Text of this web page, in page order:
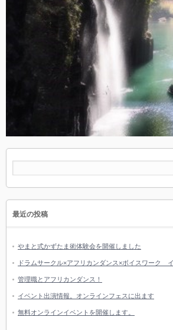
最近の投稿
やまと式かずたま術体験会を開催しました
ドラムサークル×アフリカンダンス×ボイスワーク
管理職とアフリカンダンス！
イベント出演情報。オンラインフェスに出ます
無料オンラインイベントを開催します。